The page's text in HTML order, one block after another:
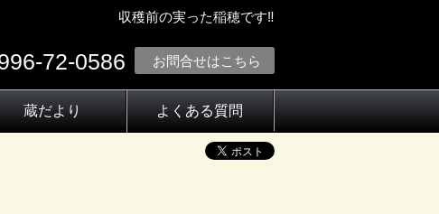
収穫前の実った稲穂です‼
72-0586 お問合せはこちら
蔵だより よくある質問